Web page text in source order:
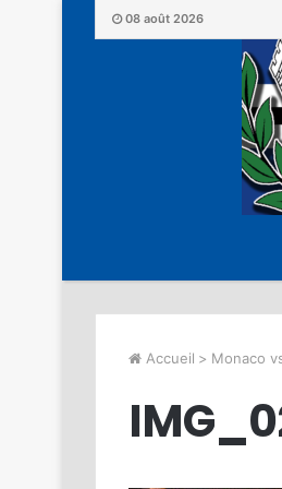
08 août 2026
Accueil > Monaco